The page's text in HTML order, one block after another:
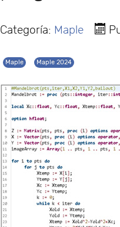
Categoría: Maple
Maple Maple 2024